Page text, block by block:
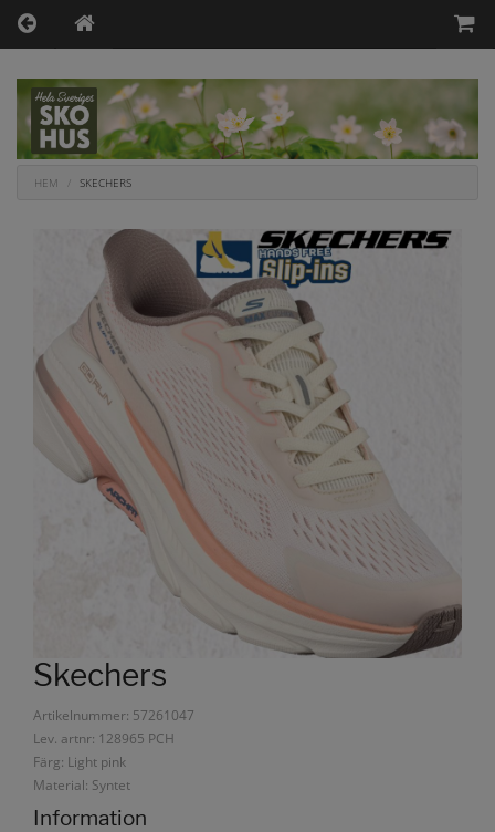
HEM SKECHERS
Skechers
Artikelnummer: 57261047
Lev. artnr: 128965 PCH
Färg: Light pink
Material: Syntet
Information